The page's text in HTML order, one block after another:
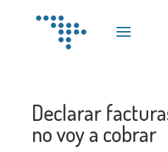
Declarar
no voy a cobrar